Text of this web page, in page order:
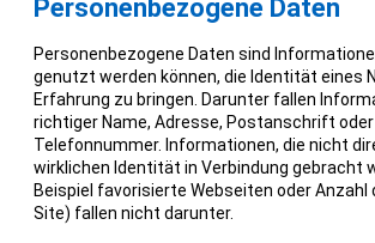
Personenbezogene Daten
Personenbezogene Daten sind
genutzt werden können, die Identität eines
Erfahrung zu bringen. Darunter fallen
richtiger Name, Adresse, Postanschrift oder
Telefonnummer. Informationen, die nicht
wirklichen Identität in Verbindung gebracht
Beispiel favorisierte Webseiten oder Anzahl
Site) fallen nicht darunter.